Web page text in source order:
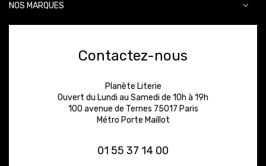
NOS MARQUES
Contactez-nous
Planète Literie
Ouvert du Lundi au Samedi de 10h à 19h
100 avenue de Ternes 75017 Paris
Métro Porte Maillot
01 55 37 14 00